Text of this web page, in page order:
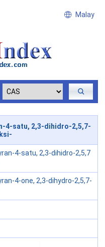
Malay
4-satu, 2,3-dihidro-2,5,7-
4-satu, 2,3-dihidro-2,5,7
4-one, 2,3-dihydro-2,5,7-